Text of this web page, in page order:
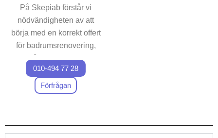
göra när det handlar om att
renovera badrummed ett
På Skepiab förstår vi
nödvändigheten av att
börja med en korrekt offert
för badrumsrenovering,
och våra experter ser till
att du får den mest
detaljerade offerten.
Oavsett om du ser fram
byggentreprenader eller
010-494 77 28
Förfrågan